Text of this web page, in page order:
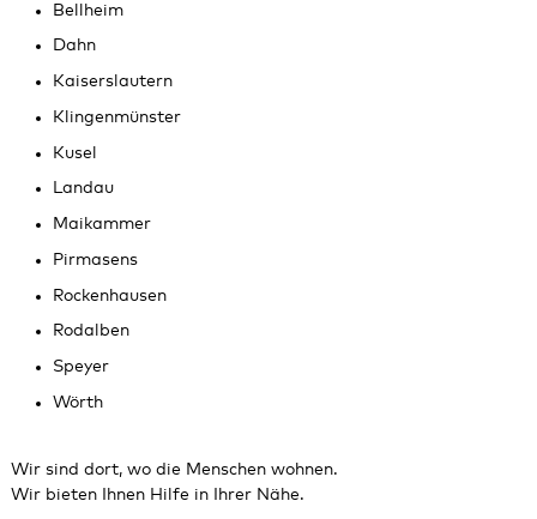
Bellheim
Dahn
Kaiserslautern
Klingenmünster
Kusel
Landau
Maikammer
Pirmasens
Rockenhausen
Rodalben
Speyer
Wörth
Wir sind dort, wo die Menschen wohnen.
Wir bieten Ihnen Hilfe in Ihrer Nähe.